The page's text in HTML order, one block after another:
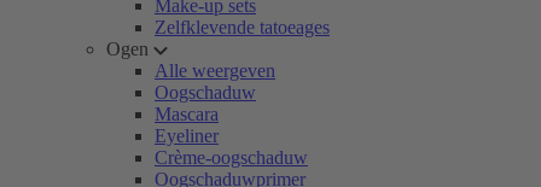
Make-up sets
Zelfklevende tatoeages
Ogen
Alle weergeven
Oogschaduw
Mascara
Eyeliner
Crème-oogschaduw
Oogschaduwprimer